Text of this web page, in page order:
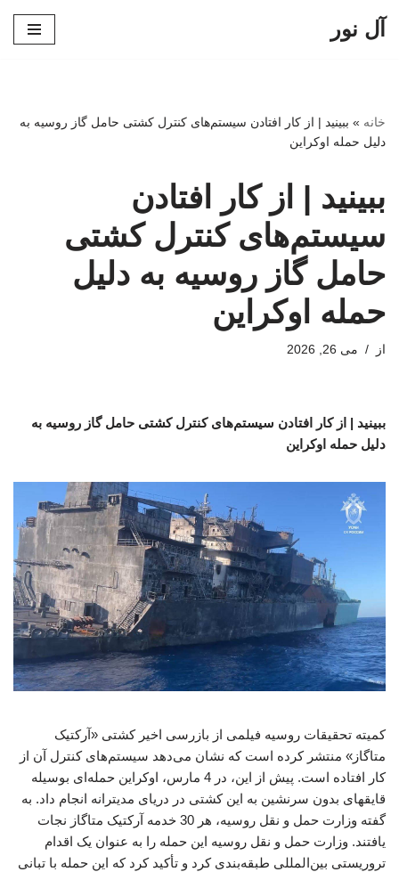
آل نور
خانه » ببینید | از کار افتادن سیستم‌های کنترل کشتی حامل گاز روسیه به
دلیل حمله اوکراین
ببینید | از کار افتادن
سیستم‌های کنترل کشتی
حامل گاز روسیه به دلیل
حمله اوکراین
از می 26, 2026
ببینید | از کار افتادن سیستم‌های کنترل کشتی حامل گاز روسیه به
دلیل حمله اوکراین
کمیته تحقیقات روسیه فیلمی از بازرسی اخیر کشتی «آرکتیک
متاگاز» منتشر کرده است که نشان می‌دهد سیستم‌های کنترل آن از
کار افتاده است. پیش از این، در 4 مارس، اوکراین حمله‌ای بوسیله
قایقهای بدون سرنشین به این کشتی در دریای مدیترانه انجام داد. به
گفته وزارت حمل و نقل روسیه، هر 30 خدمه آرکتیک متاگاز نجات
یافتند. وزارت حمل و نقل روسیه این حمله را به عنوان یک اقدام
تروریستی بین‌المللی طبقه‌بندی کرد و تأکید کرد که این حمله با تبانی